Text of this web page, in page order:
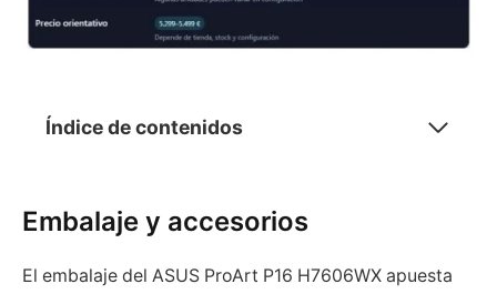
Índice de contenidos
Embalaje y accesorios
El embalaje del ASUS ProArt P16 H7606WX apuesta